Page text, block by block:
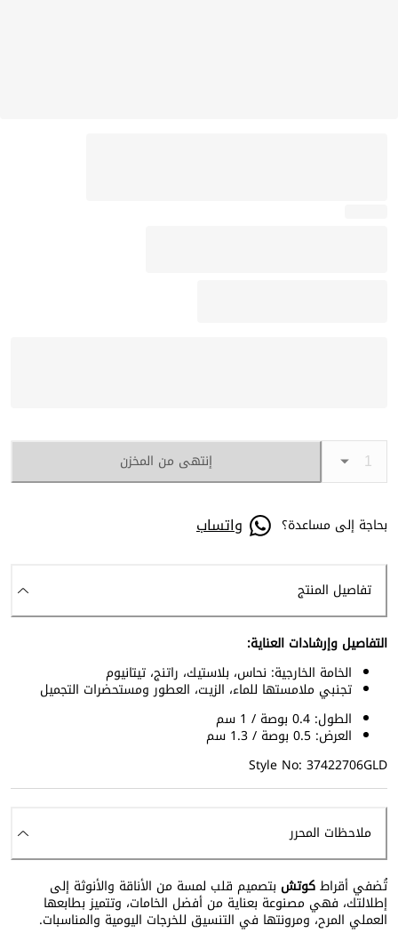
إنتهى من المخزن
بحاجة إلى مساعدة؟ واتساب
تفاصيل المنتج
التفاصيل وإرشادات العناية:
الخامة الخارجية: نحاس، بلاستيك، راتنج، تيتانيوم
تجنبي ملامستها للماء، الزيت، العطور ومستحضرات التجميل
الطول: 0.4 بوصة / 1 سم
العرض: 0.5 بوصة / 1.3 سم
Style No: 37422706GLD
ملاحظات المحرر
تُضفي أقراطكوتش بتصميم قلب لمسة من الأناقة والأنوثة إلى
إطلالتك، فهي مصنوعة بعناية من أفضل الخامات، وتتميز بطابعها
العملي المرح، ومرونتها في التنسيق للخرجات اليومية والمناسبات.